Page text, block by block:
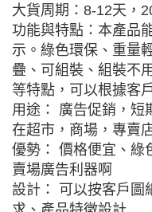
大貨周期：8-12天，
功能與特點：本產品
示。綠色環保、重量
疊、可組裝、組裝不
等特點，可以根據客
用途： 廣告促銷，短
在超市，商場，專賣
優勢： 價格便宜、綠
賣場廣告利器啊
設計： 可以按客戶圖